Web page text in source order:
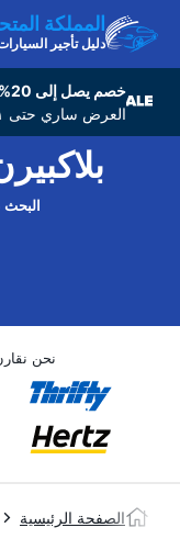
المملكة
دليل تأجير
خصم يصل إلى 20% على تأجير السيارات في جميع أنحاء العالم
العرض ساري حتى ١١ أغسطس ٢٠٢٦ - استفد منه اليوم!
البحث
نحن
الصفحة الرئيسية